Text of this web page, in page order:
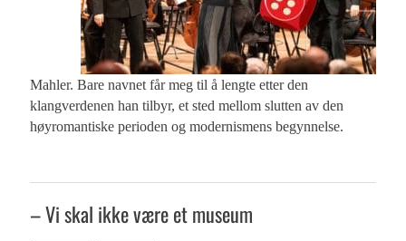
Mahler. Bare navnet får meg til å lengte etter den
klangverdenen han tilbyr, et sted mellom slutten av den
høyromantiske perioden og modernismens begynnelse.
– Vi skal ikke være et museum